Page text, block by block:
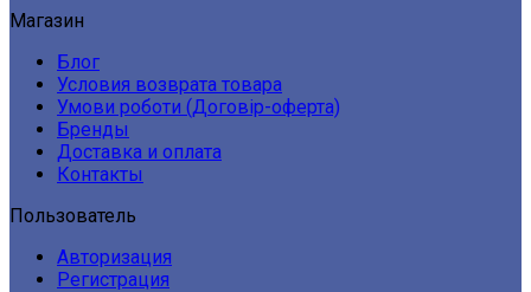
Магазин
Блог
Условия возврата товара
Умови роботи (Договір-оферта)
Бренды
Доставка и оплата
Контакты
Пользователь
Авторизация
Регистрация